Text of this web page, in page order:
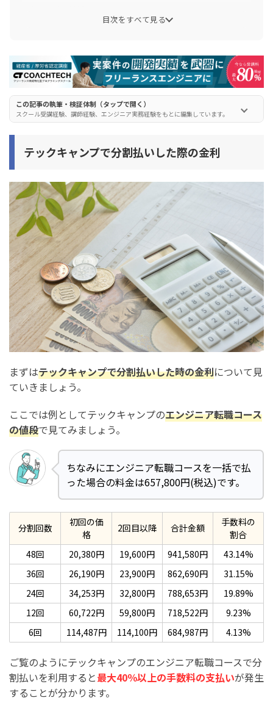
目次をすべて見る
この記事の執筆・検証体制（タップで開く）
スクール受講経験、講師経験、エンジニア実務経験をもとに編集しています。
テックキャンプで分割払いした際の金利
まずはテックキャンプで分割払いした時の金利について見
ていきましょう。
ここでは例としてテックキャンプのエンジニア転職コース
の値段で見てみましょう。
ちなみにエンジニア転職コースを一括で払
った場合の料金は657,800円(税込)です。
分割回数
初回の価
格
2回目以降 合計金額
手数料の
割合
48回
20,380円 19,600円 941,580円
43.14%
36回
26,190円 23,900円 862,690円
31.15%
24回
34,253円 32,800円 788,653円
19.89%
12回
60,722円 59,800円 718,522円
9.23%
6回
114,487円 114,100円 684,987円 4.13%
ご覧のようにテックキャンプのエンジニア転職コースで分
割払いを利用すると最大40％以上の手数料の支払いが発生
することが分かります。